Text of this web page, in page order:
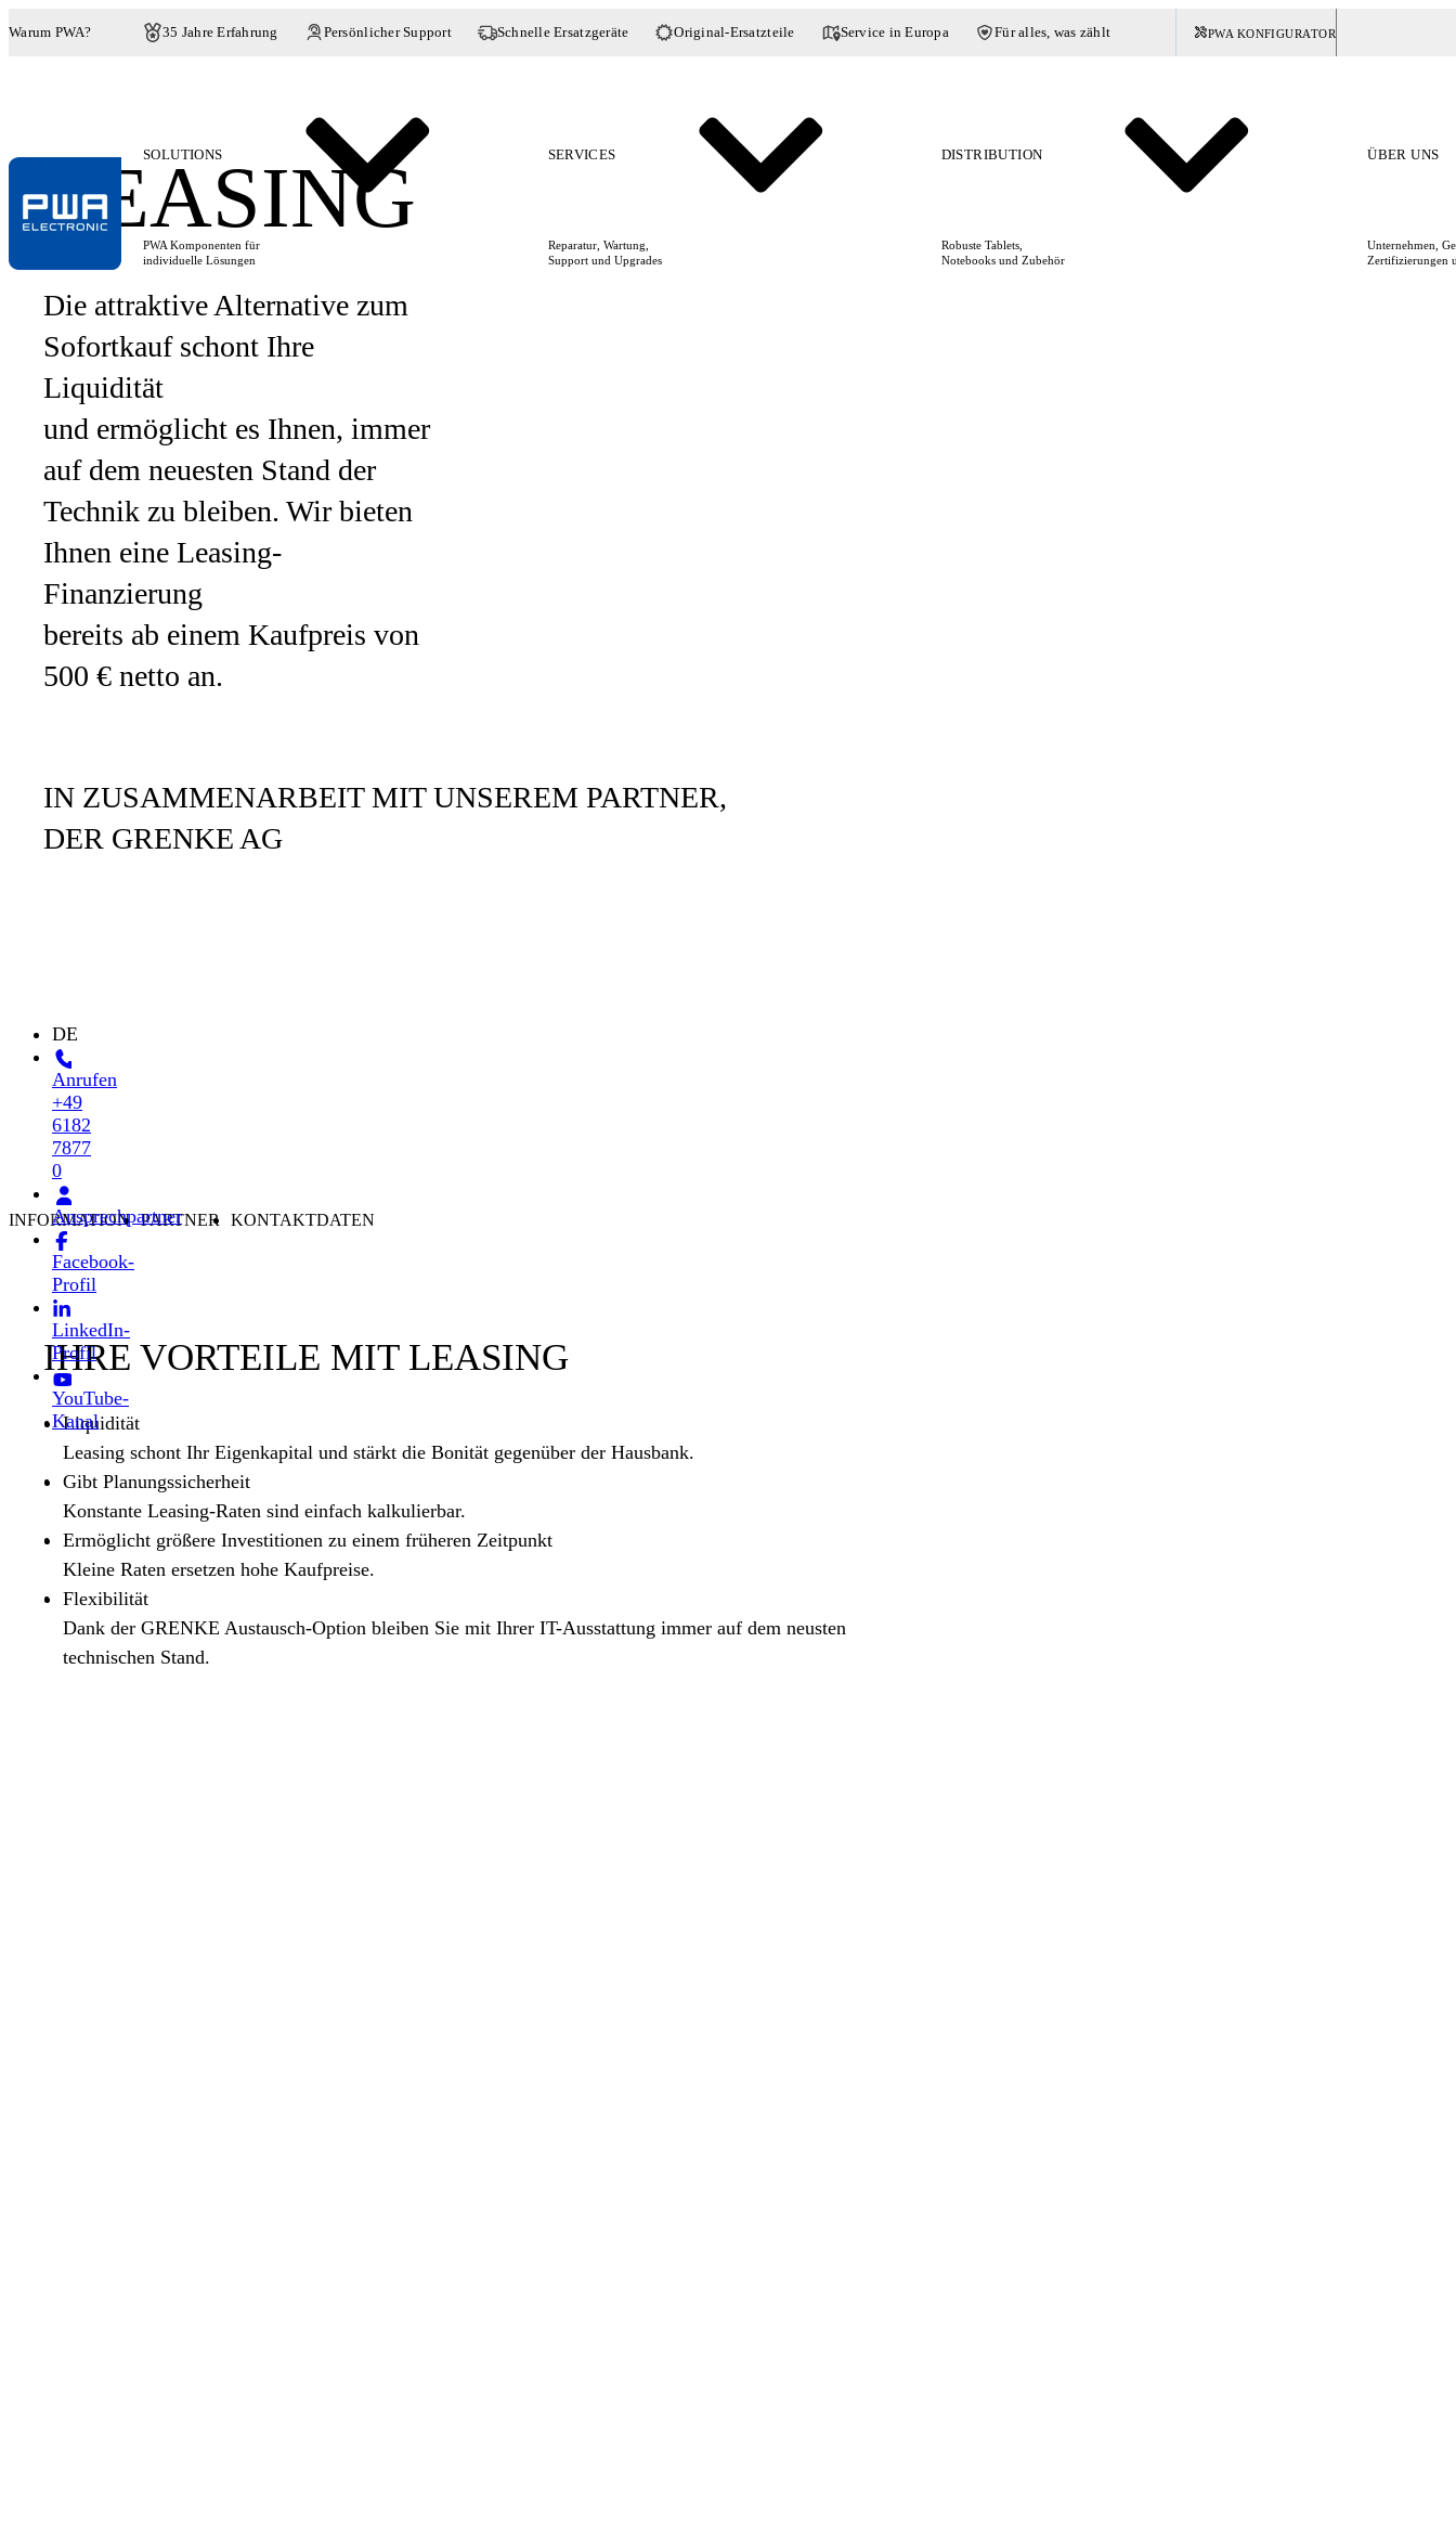
Warum PWA? 35 Jahre Erfahrung Persönlicher Support Schnelle Ersatzgeräte Original-Ersatzteile Service in Europa Für alles, was zählt PWA KONFIGURATOR
SOLUTIONS
PWA Komponenten für
individuelle Lösungen
SERVICES
Reparatur, Wartung,
Support und Upgrades
DISTRIBUTION
Robuste Tablets,
Notebooks und Zubehör
ÜBER UNS
Unternehmen,
Zertifizierungen
DE
Anrufen
+49
6182
7877
0
Ansprechpartner
Facebook-
Profil
LinkedIn-
Profil
YouTube-
Kanal
LEASING
Die attraktive Alternative zum
Sofortkauf schont Ihre
Liquidität
und ermöglicht es Ihnen, immer
auf dem neuesten Stand der
Technik zu bleiben. Wir bieten
Ihnen eine Leasing-
Finanzierung
bereits ab einem Kaufpreis von
500 € netto an.
IN ZUSAMMENARBEIT MIT UNSEREM PARTNER,
DER GRENKE AG
INFORMATION PARTNER KONTAKTDATEN
IHRE VORTEILE MIT LEASING
Liquidität
Leasing schont Ihr Eigenkapital und stärkt die Bonität gegenüber der Hausbank.
Gibt Planungssicherheit
Konstante Leasing-Raten sind einfach kalkulierbar.
Ermöglicht größere Investitionen zu einem früheren Zeitpunkt
Kleine Raten ersetzen hohe Kaufpreise.
Flexibilität
Dank der GRENKE Austausch-Option bleiben Sie mit Ihrer IT-Ausstattung immer auf dem neusten
technischen Stand.